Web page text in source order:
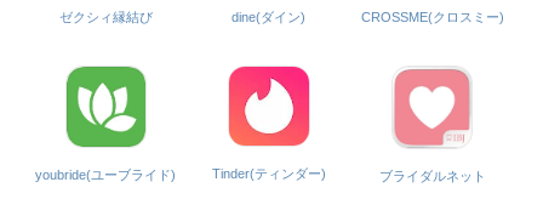
ゼクシィ縁結び dine(ダイン) CROSSME(クロスミー)
youbride(ユーブライド) Tinder(ティンダー) ブライダルネット